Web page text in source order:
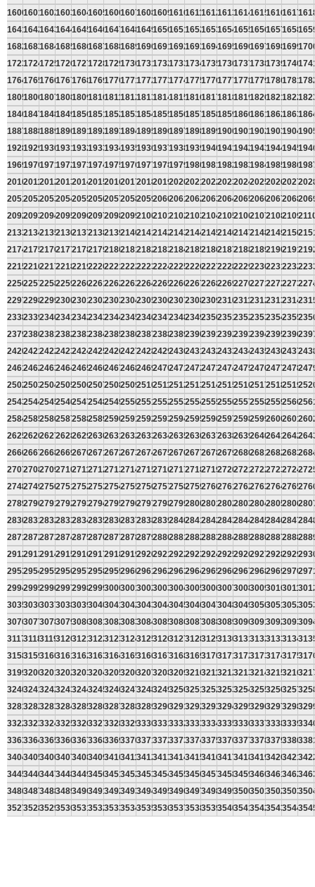
160016011602160316041605160616071608160916101611161216131614161516161617
164116421643164416451646164716481649165016511652165316541655165616571658
168216831684168516861687168816891690169116921693169416951696169716981699
172317241725172617271728172917301731173217331734173517361737173817391740
176417651766176717681769177017711772177317741775177617771778177917801781
180518061807180818091810181118121813181418151816181718181819182018211822
184618471848184918501851185218531854185518561857185818591860186118621863
188718881889189018911892189318941895189618971898189919001901190219031904
192819291930193119321933193419351936193719381939194019411942194319441945
196919701971197219731974197519761977197819791980198119821983198419851986
201020112012201320142015201620172018201920202021202220232024202520262027
205120522053205420552056205720582059206020612062206320642065206620672068
209220932094209520962097209820992100210121022103210421052106210721082109
213321342135213621372138213921402141214221432144214521462147214821492150
217421752176217721782179218021812182218321842185218621872188218921902191
221522162217221822192220222122222223222422252226222722282229223022312232
225622572258225922602261226222632264226522662267226822692270227122722273
229722982299230023012302230323042305230623072308230923102311231223132314
233823392340234123422343234423452346234723482349235023512352235323542355
237923802381238223832384238523862387238823892390239123922393239423952396
242024212422242324242425242624272428242924302431243224332434243524362437
246124622463246424652466246724682469247024712472247324742475247624772478
250225032504250525062507250825092510251125122513251425152516251725182519
254325442545254625472548254925502551255225532554255525562557255825592560
258425852586258725882589259025912592259325942595259625972598259926002601
262526262627262826292630263126322633263426352636263726382639264026412642
266626672668266926702671267226732674267526762677267826792680268126822683
270727082709271027112712271327142715271627172718271927202721272227232724
274827492750275127522753275427552756275727582759276027612762276327642765
278927902791279227932794279527962797279827992800280128022803280428052806
283028312832283328342835283628372838283928402841284228432844284528462847
287128722873287428752876287728782879288028812882288328842885288628872888
291229132914291529162917291829192920292129222923292429252926292729282929
295329542955295629572958295929602961296229632964296529662967296829692970
299429952996299729982999300030013002300330043005300630073008300930103011
303530363037303830393040304130423043304430453046304730483049305030513052
307630773078307930803081308230833084308530863087308830893090309130923093
311731183119312031213122312331243125312631273128312931303131313231333134
315831593160316131623163316431653166316731683169317031713172317331743175
319932003201320232033204320532063207320832093210321132123213321432153216
324032413242324332443245324632473248324932503251325232533254325532563257
328132823283328432853286328732883289329032913292329332943295329632973298
332233233324332533263327332833293330333133323333333433353336333733383339
336333643365336633673368336933703371337233733374337533763377337833793380
340434053406340734083409341034113412341334143415341634173418341934203421
344534463447344834493450345134523453345434553456345734583459346034613462
348634873488348934903491349234933494349534963497349834993500350135023503
352735283529353035313532353335343535353635373538353935403541354235433544